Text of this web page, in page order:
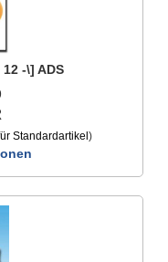
-\] ADS
Standardartikel )